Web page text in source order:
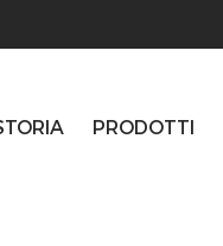
PRODOTTI